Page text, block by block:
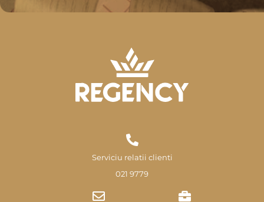
Serviciu relatii clienti
021 9779